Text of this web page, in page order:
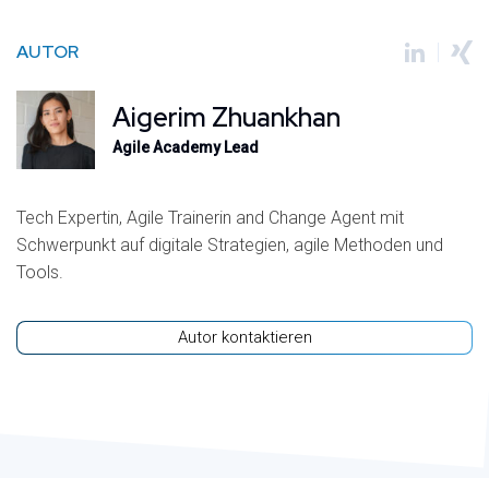
AUTOR
Aigerim Zhuankhan
Agile Academy Lead
Tech Expertin, Agile Trainerin and Change Agent mit
Schwerpunkt auf digitale Strategien, agile Methoden und
Tools.
Autor kontaktieren